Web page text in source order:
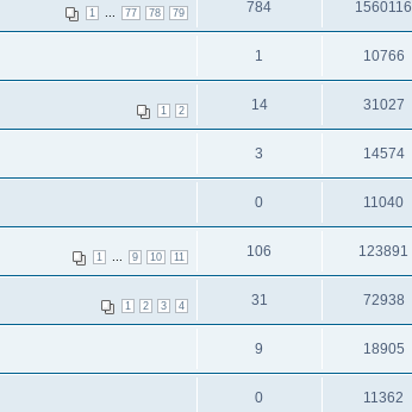
1 77 78 79 784 1560116
1 10766
1 2 14 31027
3 14574
0 11040
1 9 10 11 106 123891
1 2 3 4 31 72938
9 18905
0 11362